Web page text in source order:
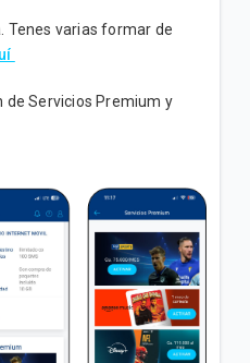
de Prime Video?
con Tigo?
de Prime Video con mi
de Tigo en Deezer?
Tenes varias formar de
de Servicios Premium y